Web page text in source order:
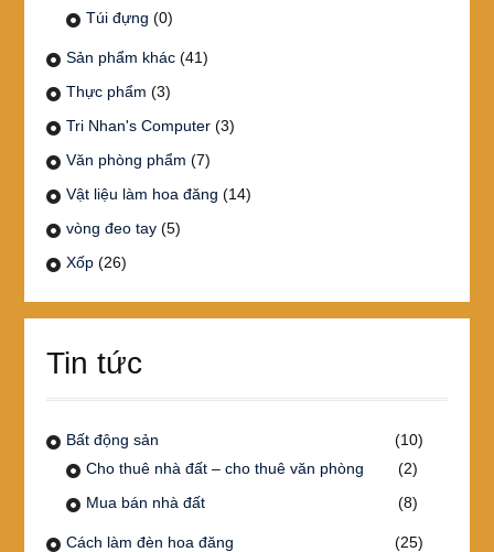
Túi đựng (0)
Sản phẩm khác (41)
Thực phẩm (3)
Tri Nhan's Computer (3)
Văn phòng phẩm (7)
Vật liệu làm hoa đăng (14)
vòng đeo tay (5)
Xốp (26)
Tin tức
Bất động sản
(10)
Cho thuê nhà đất – cho thuê văn phòng
(2)
Mua bán nhà đất
(8)
Cách làm đèn hoa đăng
(25)